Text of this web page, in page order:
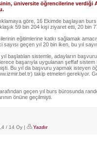
üniversite öğrencilerine verdiği
göre, 16 Ekimde başlayan
59 bin 204 kişi ziyaret etti, 20 bin
eğitimlerine katkı sağlamak
geçen yıl 20 bin iken, bu yıl
başlatılan sistemle, adayların
başarıyla uygulanan şeffaf sistem
Bu yıl da başvuru yapmak isteyen
takip etmeleri gerekiyor.
geçen yıl burs bürosunda
önüne geçilmişti.
/ 14 Oy | Yazdır